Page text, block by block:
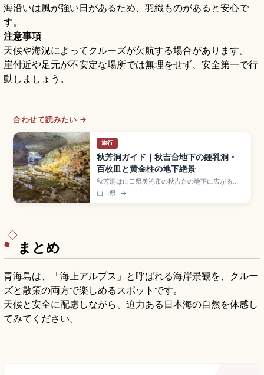
海沿いは風が強い日があるため、羽織ものがあると安心で
す。
注意事項
天候や海況によってクルーズが欠航する場合があります。
崖付近や足元が不安定な場所では無理をせず、安全第一で行
動しましょう。
合わせて読みたい →
旅行
秋芳洞ガイド｜秋吉台地下の鍾乳洞・
百枚皿と黄金柱の地下絶景
秋芳洞は山口県美祢市の秋吉台の地下に広がる日
本最大級の鍾乳洞で、観光用に整備されたコース
で「百枚皿」や「黄金柱」などの代表的な奇岩を
山口県 →
まとめ
青海島は、「海上アルプス」と呼ばれる海岸景観を、クルー
ズと散策の両方で楽しめるスポットです。
天候と安全に配慮しながら、迫力ある日本海の自然を体感し
てみてください。